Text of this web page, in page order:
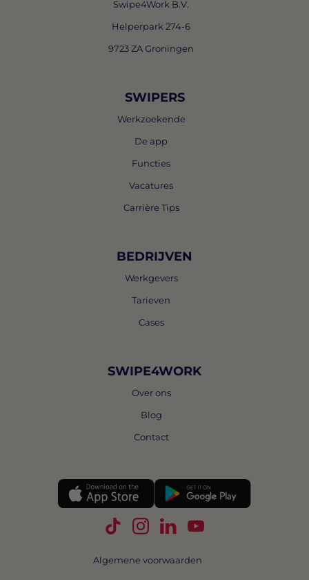
Swipe4Work B.V.
Helperpark 274-6
9723 ZA Groningen
SWIPERS
Werkzoekende
De app
Functies
Vacatures
Carrière Tips
BEDRIJVEN
Werkgevers
Tarieven
Cases
SWIPE4WORK
Over ons
Blog
Contact
Volg Swipe4Work op TikTok
Volg Swipe4Work op
Volg Swipe4Work op
Volg Swipe4Work
Algemene voorwaarden